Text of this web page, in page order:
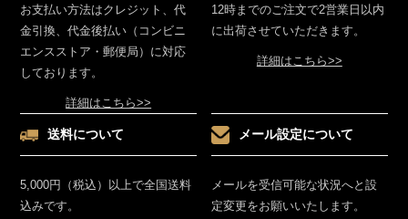
お支払い方法はクレジット、代
金引換、代金後払い（コンビニ
エンスストア・郵便局）に対応
しております。
詳細はこちら>>
12時までのご注文で2営業日以内
に出荷させていただきます。
詳細はこちら>>
送料について
5,000円（税込）以上で全国送料
込みです。
メール設定について
メールを受信可能な状況へと設
定変更をお願いいたします。